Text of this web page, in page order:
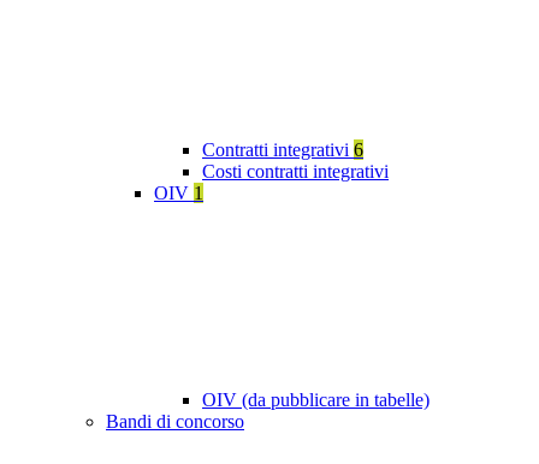
Contratti integrativi 6
Costi contratti integrativi
OIV 1
OIV (da pubblicare in tabelle)
Bandi di concorso